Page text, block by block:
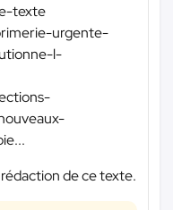
texte
urgente-
l-
de ce texte.